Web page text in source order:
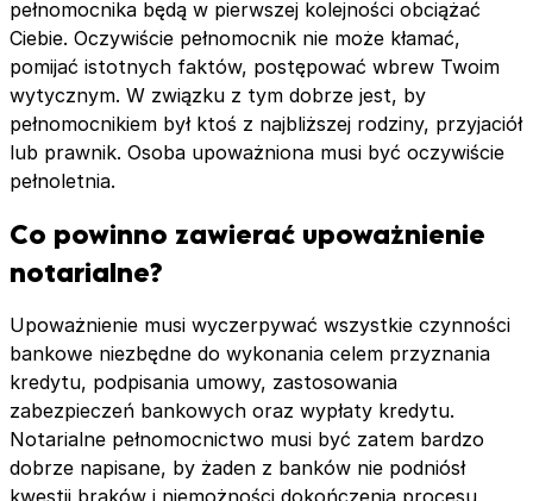
pełnomocnika będą w pierwszej kolejności obciążać
Ciebie. Oczywiście pełnomocnik nie może kłamać,
pomijać istotnych faktów, postępować wbrew Twoim
wytycznym. W związku z tym dobrze jest, by
pełnomocnikiem był ktoś z najbliższej rodziny, przyjaciół
lub prawnik. Osoba upoważniona musi być oczywiście
pełnoletnia.
Co powinno zawierać upoważnienie
notarialne?
Upoważnienie musi wyczerpywać wszystkie czynności
bankowe niezbędne do wykonania celem przyznania
kredytu, podpisania umowy, zastosowania
zabezpieczeń bankowych oraz wypłaty kredytu.
Notarialne pełnomocnictwo musi być zatem bardzo
dobrze napisane, by żaden z banków nie podniósł